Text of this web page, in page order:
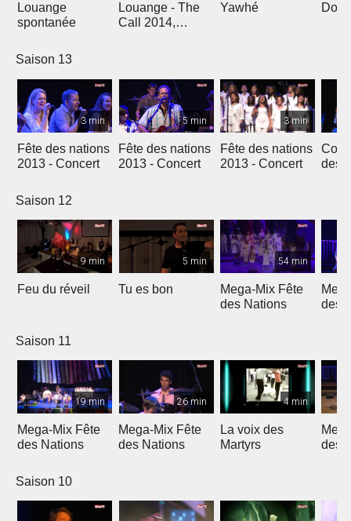
Louange
spontanée
Louange - The
Call 2014,
Yawhé
Saison 13
3 min
Fête des nations
2013 - Concert
5 min
Fête des nations
2013 - Concert
3 min
Fête des nations
2013 - Concert
des
Saison 12
9 min
Feu du réveil
5 min
Tu es bon
54 min
Mega-Mix Fête
des Nations
des
Saison 11
19 min
Mega-Mix Fête
des Nations
26 min
Mega-Mix Fête
des Nations
4 min
La voix des
Martyrs
des
Saison 10